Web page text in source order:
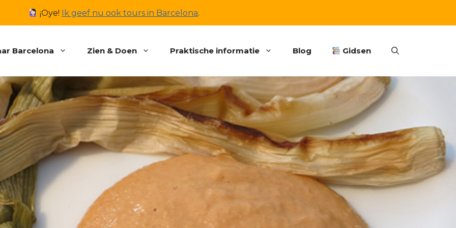
¡Oye! Ik geef nu ook tours in Barcelona.
Barcelona Zien & Doen Praktische informatie Blog Gidsen